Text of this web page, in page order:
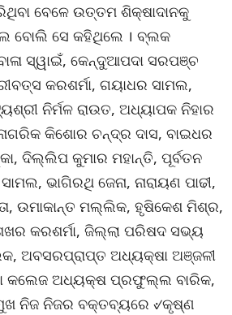
ବେଳେ ଉତ୍ତମ ଶିକ୍ଷାଦାନକୁ
ବୋଲି ସେ କହିଥିଲେ । ବ୍ଲକ
ସ୍ୱାଇଁ, କେନ୍ଦୁଆପଦା ସରପଞ୍ଚ
କରଶର୍ମା, ଗୟାଧର ସାମଲ,
ନିର୍ମଳ ରାଉତ, ଅଧ୍ୟାପକ ନିହାର
କିଶୋର ଚନ୍ଦ୍ର ଦାସ, ବାଇଧର
ଦିଲ୍ଲିପ କୁମାର ମହାନ୍ତି, ପୂର୍ବତନ
ଭାଗିରଥି ଜେନା, ନାରାୟଣ ପାଢୀ,
ଉମାକାନ୍ତ ମଲ୍ଲିକ, ହୃଷିକେଶ ମିଶ୍ର,
କରଶର୍ମା, ଜିଲ୍ଲା ପରିଷଦ ସଭ୍ୟ
ଅବସରପ୍ରାପ୍ତ ଅଧ୍ୟକ୍ଷା ଅଞ୍ଜଳୀ
କଲେଜ ଅଧ୍ୟକ୍ଷ ପ୍ରଫୁଲ୍ଲ ବାରିକ,
ନିଜ ନିଜର ବକ୍ତବ୍ୟରେ ୰କୃଷ୍ଣ